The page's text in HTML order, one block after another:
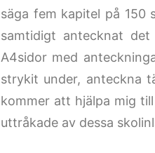
säga fem kapitel på
samtidigt antecknat
A4sidor med
strykit under, anteckna
kommer att hjälpa mig
uttråkade av dessa